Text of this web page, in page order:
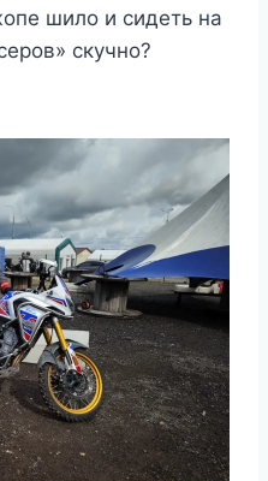
шило и сидеть на
скучно?